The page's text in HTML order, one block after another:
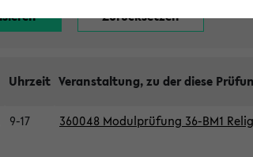
Uhrzeit Veranstaltung, zu der diese
9-17 360048 Modulprüfung 36-BM1